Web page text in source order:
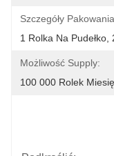
Szczegóły
1 Rolka Na Pudełko,
Możliwość Supply:
100 000 Rolek